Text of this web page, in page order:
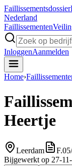
Faillissementsdossier
Nederland
Faillissementen
InloggenAanmelden
Home›
Heertje
Leerdam
Bijgewerkt op 27-